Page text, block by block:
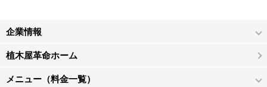
企業情報
植木屋革命ホーム
メニュー（料金一覧）